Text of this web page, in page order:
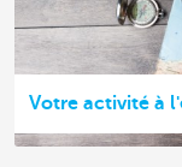
Votre activité à